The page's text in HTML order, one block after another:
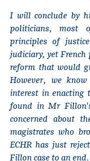
I will conclude by
politicians, most
principles of
judiciary, yet
reform that would
However, we
interest in enacting
found in Mr
concerned about
magistrates who
ECHR has just
Fillon case to an end.